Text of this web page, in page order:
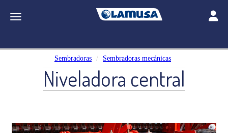
Toggle navigation
Sembradoras Sembradoras mecánicas
Niveladora central